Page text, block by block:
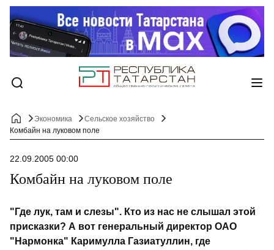
Экономика
Сельское хозяйство
Комбайн на луковом поле
22.09.2005 00:00
Комбайн на луковом поле
"Где лук, там и слезы". Кто из нас не слышал этой
присказки? А вот генеральный директор ОАО
"Нармонка" Каримулла Газиатуллин, где